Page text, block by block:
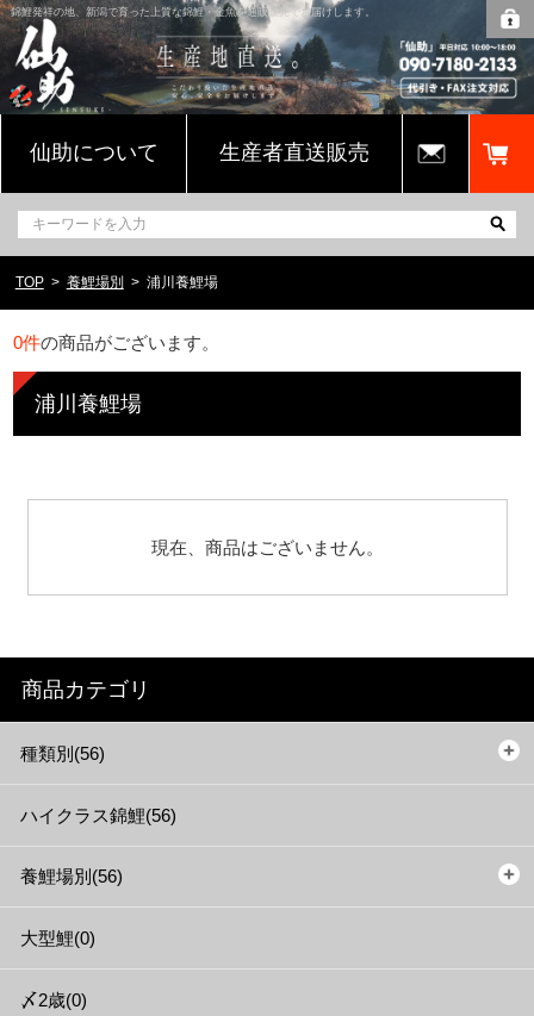
錦鯉発祥の地、新潟で育った上質な錦鯉・金魚を通販販売でお届けします。
仙助について 生産者直送販売
TOP 養鯉場別 浦川養鯉場
0件の商品がございます。
浦川養鯉場
現在、商品はございません。
商品カテゴリ
種類別(56)
ハイクラス錦鯉(56)
養鯉場別(56)
大型鯉(0)
〆2歳(0)